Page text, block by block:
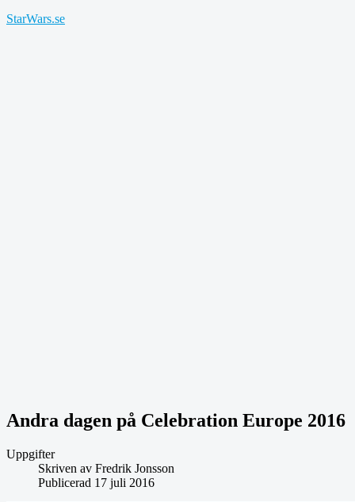
StarWars.se
Andra dagen på Celebration Europe 2016
Uppgifter
Skriven av Fredrik Jonsson
Publicerad 17 juli 2016